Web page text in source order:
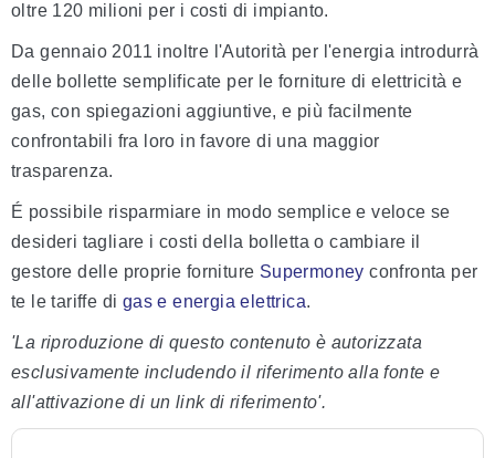
oltre 120 milioni per i costi di impianto.
Da gennaio 2011 inoltre l'Autorità per l'energia introdurrà
delle bollette semplificate per le forniture di elettricità e
gas, con spiegazioni aggiuntive, e più facilmente
confrontabili fra loro in favore di una maggior
trasparenza.
É possibile risparmiare in modo semplice e veloce se
desideri tagliare i costi della bolletta o cambiare il
gestore delle proprie forniture Supermoney confronta per
te le tariffe di gas e energia elettrica.
'La riproduzione di questo contenuto è autorizzata
esclusivamente includendo il riferimento alla fonte e
all'attivazione di un link di riferimento'.